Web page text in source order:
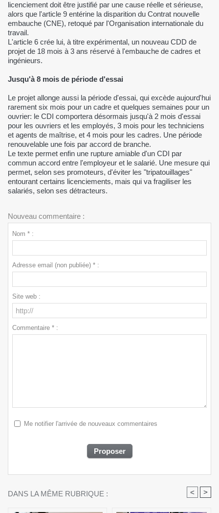
licenciement doit être justifié par une cause réelle et sérieuse,
alors que l'article 9 entérine la disparition du Contrat nouvelle
embauche (CNE), retoqué par l'Organisation internationale du
travail.
L'article 6 crée lui, à titre expérimental, un nouveau CDD de
projet de 18 mois à 3 ans réservé à l'embauche de cadres et
ingénieurs.
Jusqu'à 8 mois de période d'essai
Le projet allonge aussi la période d'essai, qui excède aujourd'hui
rarement six mois pour un cadre et quelques semaines pour un
ouvrier: le CDI comportera désormais jusqu'à 2 mois d'essai
pour les ouvriers et les employés, 3 mois pour les techniciens
et agents de maîtrise, et 4 mois pour les cadres. Une période
renouvelable une fois par accord de branche.
Le texte permet enfin une rupture amiable d'un CDI par
commun accord entre l'employeur et le salarié. Une mesure qui
permet, selon ses promoteurs, d'éviter les "tripatouillages"
entourant certains licenciements, mais qui va fragiliser les
salariés, selon ses détracteurs.
Nouveau commentaire :
Nom * :
Adresse email (non publiée) * :
Site web :
Commentaire * :
Me notifier l'arrivée de nouveaux commentaires
DANS LA MÊME RUBRIQUE : < >